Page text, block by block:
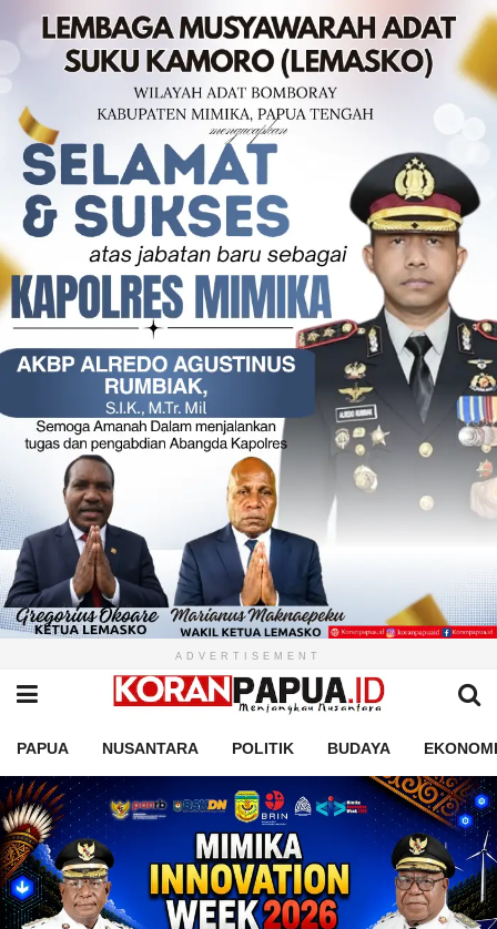
ADVERTISEMENT
PAPUA NUSANTARA POLITIK BUDAYA EKONOMI